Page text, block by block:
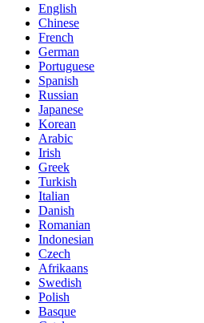
English
Chinese
French
German
Portuguese
Spanish
Russian
Japanese
Korean
Arabic
Irish
Greek
Turkish
Italian
Danish
Romanian
Indonesian
Czech
Afrikaans
Swedish
Polish
Basque